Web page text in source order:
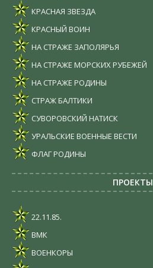
КРАСНАЯ ЗВЕЗДА
КРАСНЫЙ ВОИН
НА СТРАЖЕ ЗАПОЛЯРЬЯ
НА СТРАЖЕ МОРСКИХ РУБЕЖЕЙ
НА СТРАЖЕ РОДИНЫ
СТРАЖ БАЛТИКИ
СУВОРОВСКИЙ НАТИСК
УРАЛЬСКИЕ ВОЕННЫЕ ВЕСТИ
ФЛАГ РОДИНЫ
ПРОЕКТЫ
22.11.85.
ВМК
ВОЕНКОРЫ